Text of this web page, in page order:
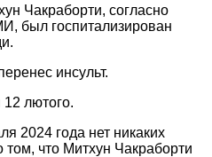
Чакраборти, согласно
был госпитализирован
инсульт.
лютого.
2024 года нет никаких
что Митхун Чакраборти